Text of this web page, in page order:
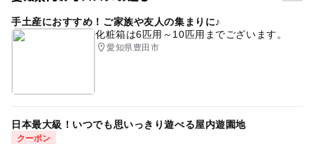
予約必要
最終応募締切 2026-6-28(日)
名以上での参加
※小学生の方は乗車イベント経験者に限る
4,000円
セグウェイ体験 公園 こどもセグウェイ
セグウェイツアー
おやこで体験
東浦町 おやこ 親子体験
手土産におすすめ！ご家族や友人の集まりに♪
化粧箱は6匹用～10匹用までございます。
愛知県豊田市
日本最大級！いつでも思いっきり遊べる屋内遊園地
クーポン